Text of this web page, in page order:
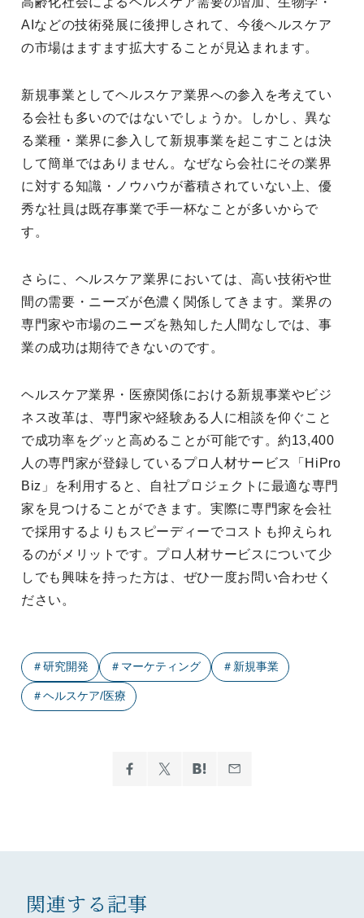
AIなどの技術発展に後押しされて、今後ヘルスケア
の市場はますます拡大することが見込まれます。
新規事業としてヘルスケア業界への参入を考えてい
る会社も多いのではないでしょうか。しかし、異な
る業種・業界に参入して新規事業を起こすことは決
して簡単ではありません。なぜなら会社にその業界
に対する知識・ノウハウが蓄積されていない上、優
秀な社員は既存事業で手一杯なことが多いからで
す。
さらに、ヘルスケア業界においては、高い技術や世
間の需要・ニーズが色濃く関係してきます。業界の
専門家や市場のニーズを熟知した人間なしでは、事
業の成功は期待できないのです。
ヘルスケア業界・医療関係における新規事業やビジ
ネス改革は、専門家や経験ある人に相談を仰ぐこと
で成功率をグッと高めることが可能です。約13,400
人の専門家が登録しているプロ人材サービス「HiPro
Biz」を利用すると、自社プロジェクトに最適な専門
家を見つけることができます。実際に専門家を会社
で採用するよりもスピーディーでコストも抑えられ
るのがメリットです。プロ人材サービスについて少
しでも興味を持った方は、ぜひ一度お問い合わせく
ださい。
＃研究開発 ＃ マーケティング ＃ 新規事業
＃ヘルスケア/医療
関連する記事